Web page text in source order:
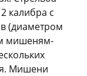
калибра с
(диаметром
мишеням-
Мишени